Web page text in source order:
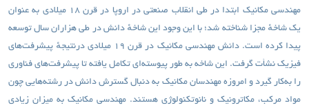
مهندسی مکانیک ابتدا در طی انقلاب صنعتی در اروپا در قرن ۱۸ میلادی به عنوان
یک شاخهٔ مجزا شناخته شد؛ با این وجود این شاخهٔ دانش در طی هزاران سال توسعه
پیدا کرده است. دانش مهندسی مکانیک در قرن ۱۹ میلادی درنتیجهٔ پیشرفت‌های
فیزیک نشأت گرفت. این شاخه به طور پیوسته‌ای تکامل یافته تا پیشرفت‌های فناوری
را به‌کار گیرد و امروزه مهندسان مکانیک به دنبال گسترش دانش در رشته‌هایی چون
مواد مرکب، مکاترونیک و نانوتکنولوژی هستند. مهندسی مکانیک به میزان زیادی